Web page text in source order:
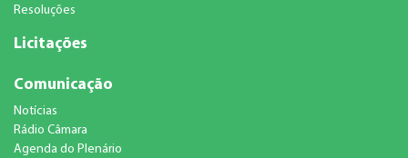
Resoluções
Licitações
Comunicação
Notícias
Rádio Câmara
Agenda do Plenário